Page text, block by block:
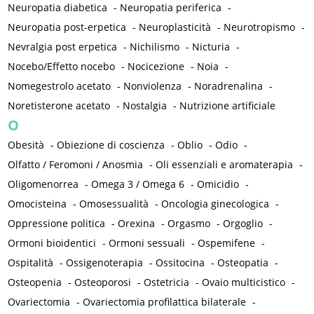
Neuropatia diabetica - Neuropatia periferica -
Neuropatia post-erpetica - Neuroplasticità - Neurotropismo -
Nevralgia post erpetica - Nichilismo - Nicturia -
Nocebo/Effetto nocebo - Nocicezione - Noia -
Nomegestrolo acetato - Nonviolenza - Noradrenalina -
Noretisterone acetato - Nostalgia - Nutrizione artificiale
O
Obesità -Obiezione di coscienza -Oblio -Odio -
Olfatto / Feromoni / Anosmia -Oli essenziali e aromaterapia -
Oligomenorrea -Omega 3 / Omega 6 -Omicidio -
Omocisteina -Omosessualità -Oncologia ginecologica -
Oppressione politica -Orexina -Orgasmo -Orgoglio -
Ormoni bioidentici -Ormoni sessuali -Ospemifene -
Ospitalità -Ossigenoterapia -Ossitocina -Osteopatia -
Osteopenia -Osteoporosi -Ostetricia -Ovaio multicistico -
Ovariectomia -Ovariectomia profilattica bilaterale -